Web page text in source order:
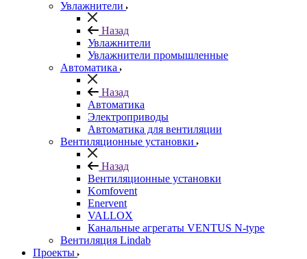
Увлажнители
Назад
Увлажнители
Увлажнители промышленные
Автоматика
Назад
Автоматика
Электроприводы
Автоматика для вентиляции
Вентиляционные установки
Назад
Вентиляционные установки
Komfovent
Enervent
VALLOX
Канальные агрегаты VENTUS N-type
Вентиляция Lindab
Проекты